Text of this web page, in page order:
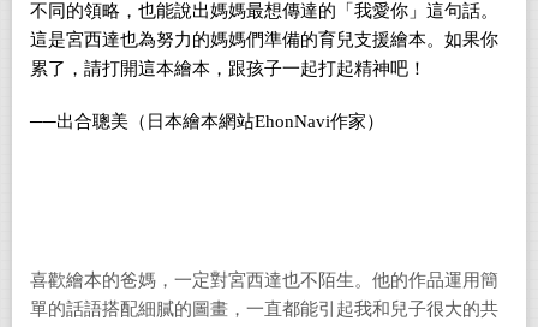
不同的領略，也能說出媽媽最想傳達的「我愛你」這句話。
這是宮西達也為努力的媽媽們準備的育兒支援繪本。如果你
累了，請打開這本繪本，跟孩子一起打起精神吧！
──出合聰美（日本繪本網站EhonNavi作家）
喜歡繪本的爸媽，一定對宮西達也不陌生。他的作品運用簡
單的話語搭配細膩的圖畫，一直都能引起我和兒子很大的共